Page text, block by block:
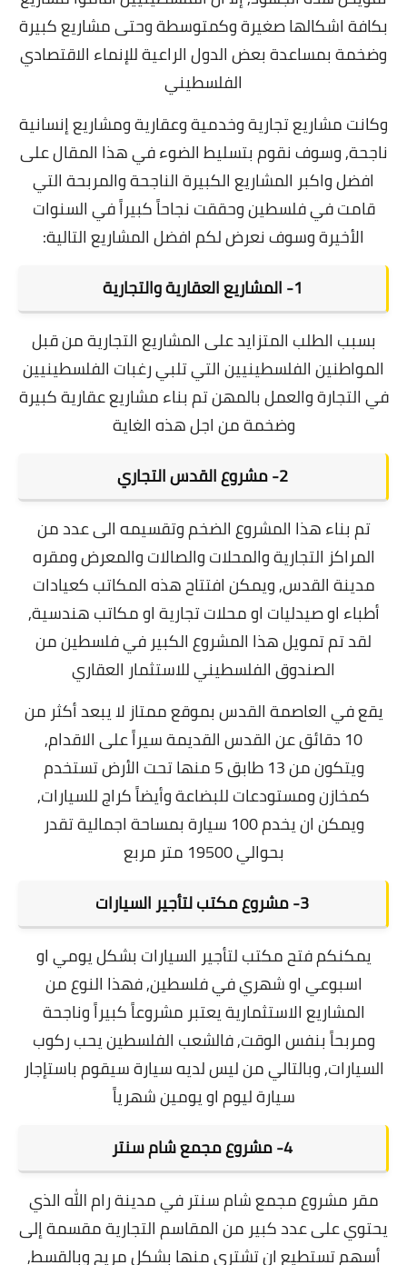
بكافة اشكالها صغيرة وكمتوسطة وحتى مشاريع كبيرة
وضخمة بمساعدة بعض الدول الراعية للإنماء الاقتصادي
الفلسطيني
وكانت مشاريع تجارية وخدمية وعقارية ومشاريع إنسانية
ناجحة, وسوف نقوم بتسليط الضوء في هذا المقال على
افضل واكبر المشاريع الكبيرة الناجحة والمربحة التي
قامت في فلسطين وحققت نجاحاً كبيراً في السنوات
الأخيرة وسوف نعرض لكم افضل المشاريع التالية:
1- المشاريع العقارية والتجارية
بسبب الطلب المتزايد على المشاريع التجارية من قبل
المواطنين الفلسطينيين التي تلبي رغبات الفلسطينيين
في التجارة والعمل بالمهن تم بناء مشاريع عقارية كبيرة
وضخمة من اجل هذه الغاية
2- مشروع القدس التجاري
تم بناء هذا المشروع الضخم وتقسيمه الى عدد من
المراكز التجارية والمحلات والصالات والمعرض ومقره
مدينة القدس, ويمكن افتتاح هذه المكاتب كعيادات
أطباء او صيدليات او محلات تجارية او مكاتب هندسية,
لقدتم تمويل هذا المشروع الكبير في فلسطين من
الصندوق الفلسطيني للاستثمار العقاري
يقع في العاصمة القدس بموقع ممتاز لا يبعد أكثر من
10 دقائق عن القدس القديمة سيراً على الاقدام,
و
يتكون من 13 طابق 5 منها تحت الأرض تستخدم
كمخازن ومستودعات للبضاعة وأيضاً كراج للسيارات,
ويمكن ان يخدم 100 سيارة بمساحة اجمالية تقدر
بحوالي 19500 متر مربع
3- مشروع مكتب لتأجير السيارات
يمكنكم فتح مكتب لتأجير السيارات بشكل يومي او
اسبوعي او شهري في فلسطين, فهذا النوع من
المشاريع الاستثمارية يعتبر مشروعاً كبيراً وناجحة
ومربحاً بنفس الوقت, فالشعب الفلسطين يحب ركوب
السيارات, وبالتالي من ليس لديه سيارة سيقوم باستإجار
سيارة ليوم او يومين شهرياً
4- مشروع مجمع شام سنتر
مقر مشروع مجمع شام سنتر في مدينة رام الله الذي
يحتوي على عدد كبير من المقاسم التجارية مقسمة إلى
أسهم تستطيع ان تشتري منها بشكل مريح وبالقسط,